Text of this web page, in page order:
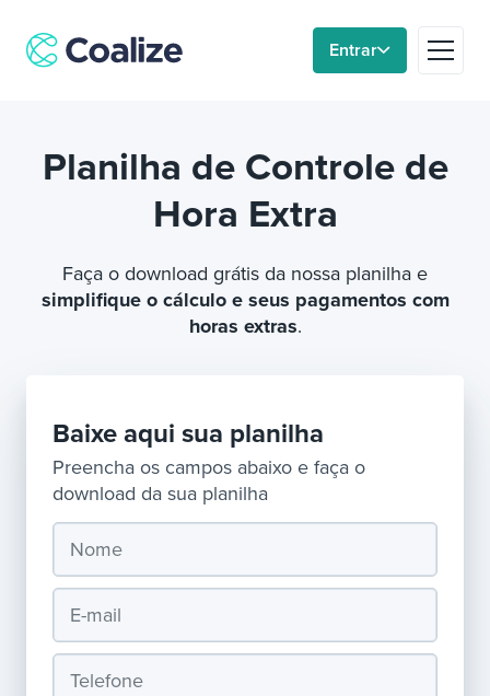
Entrar
Relógios de ponto
Blog
Área do gestor
Área do colaborador
Planilha de Controle de
Hora Extra
Faça o download grátis da nossa planilha e
simplifique o cálculo e seus pagamentos com
horas extras.
Baixe aqui sua planilha
Preencha os campos abaixo e faça o
download da sua planilha